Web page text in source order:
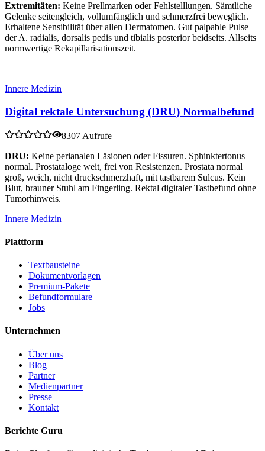
Extremitäten: Keine Prellmarken oder Fehlstelllungen. Sämtliche
Gelenke seitengleich, vollumfänglich und schmerzfrei beweglich.
Erhaltene Sensibilität über allen Dermatomen. Gut palpable Pulse
der A. radialis, dorsalis pedis und tibialis posterior beidseits. Allseits
normwertige Rekapillarisationszeit.
Innere Medizin
Digital rektale Untersuchung (DRU) Normalbefund
8307 Aufrufe
DRU: Keine perianalen Läsionen oder Fissuren. Sphinktertonus
normal. Prostataloge weit, frei von Resistenzen. Prostata normal
groß, weich, nicht druckschmerzhaft, mit tastbarem Sulcus. Kein
Blut, brauner Stuhl am Fingerling. Rektal digitaler Tastbefund ohne
Tumorhinweis.
Innere Medizin
Plattform
Textbausteine
Dokumentvorlagen
Premium-Pakete
Befundformulare
Jobs
Unternehmen
Über uns
Blog
Partner
Medienpartner
Presse
Kontakt
Berichte Guru